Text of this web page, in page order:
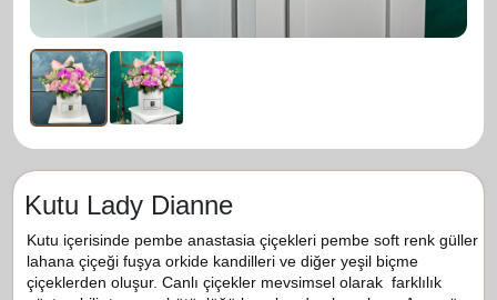
Kutu Lady Dianne
Kutu içerisinde pembe anastasia çiçekleri pembe soft renk güller
lahana çiçeği fuşya orkide kandilleri ve diğer yeşil biçme
çiçeklerden oluşur. Canlı çiçekler mevsimsel olarak farklılık